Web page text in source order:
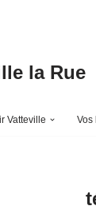
la Rue
Vatteville Vos